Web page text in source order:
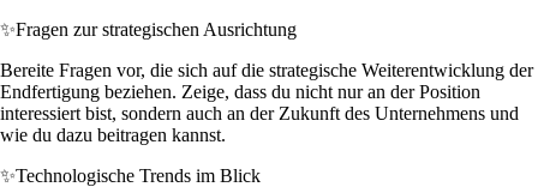
✨Fragen zur strategischen Ausrichtung
Bereite Fragen vor, die sich auf die strategische Weiterentwicklung der
Endfertigung beziehen. Zeige, dass du nicht nur an der Position
interessiert bist, sondern auch an der Zukunft des Unternehmens und
wie du dazu beitragen kannst.
✨Technologische Trends im Blick